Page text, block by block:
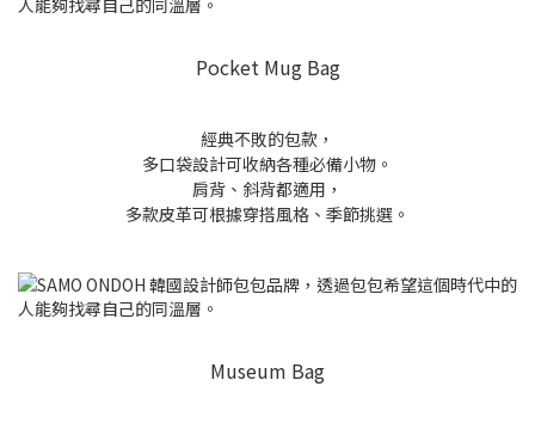
Pocket Mug Bag
經典不敗的包款，
多口袋設計可收納各種必備小物。
肩背、斜背都適用，
多款皮革可根據穿搭風格、季節挑選。
Museum Bag